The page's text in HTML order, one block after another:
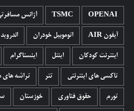
OPENAI
TSMC آژانس
آیفون AIR اتوموبیل خودران اندروید
اینترنت کودکان اینتل اینستاگرام
تاکسی های اینترنتی تتر تراشه
تورم حقوق فناوری خوزستان